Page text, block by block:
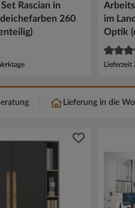
Lieferung in die
Rascian in
260
im
Optik